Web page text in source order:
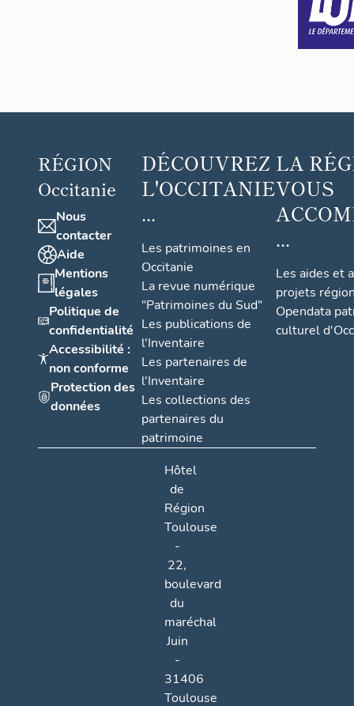
RÉGION
Occitanie
Nous
contacter
Aide
Mentions
légales
Politique de
confidentialité
Accessibilité :
non conforme
Protection des
données
DÉCOUVREZ
L'OCCITANIE
...
Les patrimoines en
Occitanie
La revue numérique
"Patrimoines du Sud"
Les publications de
l'Inventaire
Les partenaires de
l'Inventaire
Les collections des
partenaires du
patrimoine
LA
VOUS
...
Les aides et
projets
Opendata
culturel
Hôtel
de
Région
Toulouse
-
22,
boulevard
du
maréchal
Juin
-
31406
Toulouse